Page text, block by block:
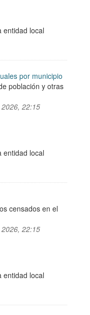
entidad local
por municipio
población y otras
22:15
entidad local
censados en el
22:15
entidad local